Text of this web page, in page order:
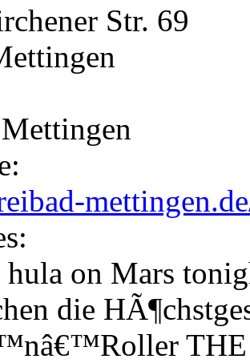
Str. 69
hula on Mars
die
THE